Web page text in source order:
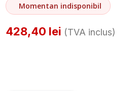
Momentan indisponibil
428,40 lei (TVA inclus)